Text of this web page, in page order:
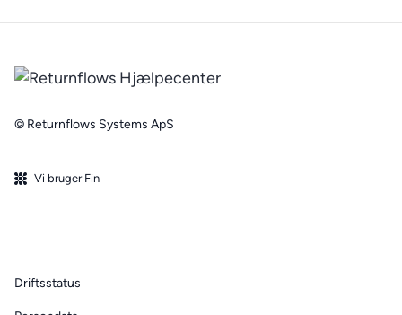
© Returnflows Systems ApS
Vi bruger Fin
Driftsstatus